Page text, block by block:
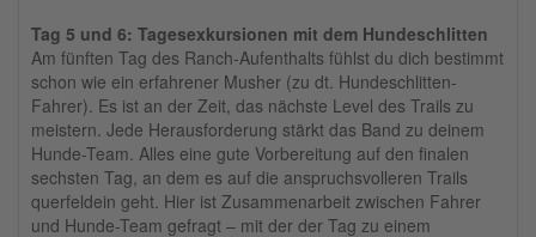
Tag 5 und 6: Tagesexkursionen mit dem Hundeschlitten
Am fünften Tag des Ranch-Aufenthalts fühlst du dich bestimmt
schon wie ein erfahrener Musher (zu dt. Hundeschlitten-
Fahrer). Es ist an der Zeit, das nächste Level des Trails zu
meistern. Jede Herausforderung stärkt das Band zu deinem
Hunde-Team. Alles eine gute Vorbereitung auf den finalen
sechsten Tag, an dem es auf die anspruchsvolleren Trails
querfeldein geht. Hier ist Zusammenarbeit zwischen Fahrer
und Hunde-Team gefragt – mit der der Tag zu einem